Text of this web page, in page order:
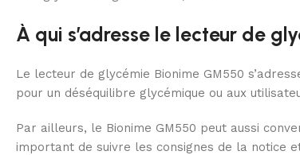
À qui s’adresse le lecteur de
Le lecteur de glycémie Bionime GM550
pour un déséquilibre glycémique ou aux
Par ailleurs, le Bionime GM550 peut aussi
important de suivre les consignes de la notice